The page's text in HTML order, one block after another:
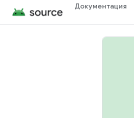
Документация